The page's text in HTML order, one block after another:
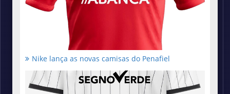
Nike lança as novas camisas do Penafiel